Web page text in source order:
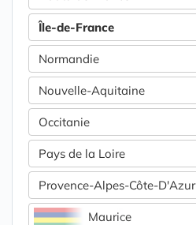
Île-de-France
Normandie
Nouvelle-Aquitaine
Occitanie
Pays de la Loire
Provence-Alpes-Côte-D'Azur
Maurice